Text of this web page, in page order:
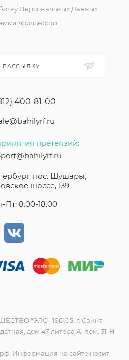
Персональных Данных
лояльности
РАССЫЛКУ
400-81-00
претензий:
пос. Шушары,
шоссе, 139
Пт: 8.00-18.00
"ЭЛС", 196105, г. Санкт-
дом 47 литера А, пом. 31-Н
Информация на сайте носит